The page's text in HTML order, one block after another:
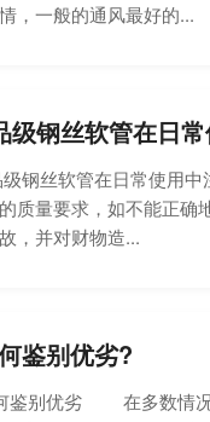
，一般的通风最好的...
级钢丝软管在日
钢丝软管在日常使用
质量要求，如不能正
，并对财物造...
鉴别优劣?
别优劣 在多数情况